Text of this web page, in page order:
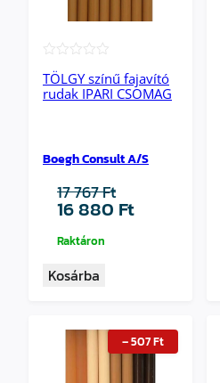
TÖLGY színű fajavító
rudak IPARI CSOMAG
Boegh Consult A/S
17 767Ft
Original
was:
767 Ft.
16 880 FtCurrent
Raktáron
Kosárba
–507Ft